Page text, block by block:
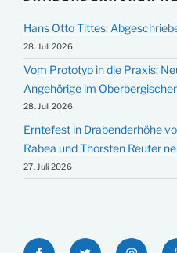
Hans Otto Tittes:
28. Juli 2026
Vom Prototyp in die Praxis:
Angehörige im
28. Juli 2026
Erntefest in Drabenderhöhe
Rabea und Thorsten Reuter
27. Juli 2026
FacebookTwitter